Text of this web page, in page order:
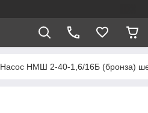
Насос НМШ 2-40-1,6/16Б (бронза)